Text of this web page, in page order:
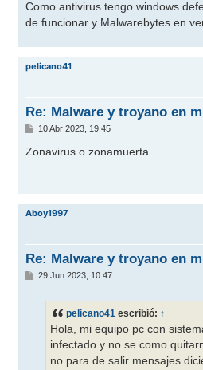
Como antivirus tengo windows
de funcionar y Malwarebytes en
pelicano41
Re: Malware y troyano en
M
n
s
10 Abr 2023, 19:45
Zonavirus o zonamuerta
Aboy1997
Re: Malware y troyano en
M
29 Jun 2023, 10:47
pelicano41 escribió: ↑
Hola, mi equipo pc con
infectado y no se como
no para de salir mensajes